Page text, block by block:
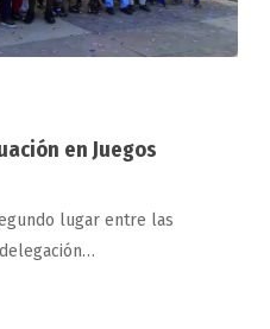
en Juegos
lugar entre las